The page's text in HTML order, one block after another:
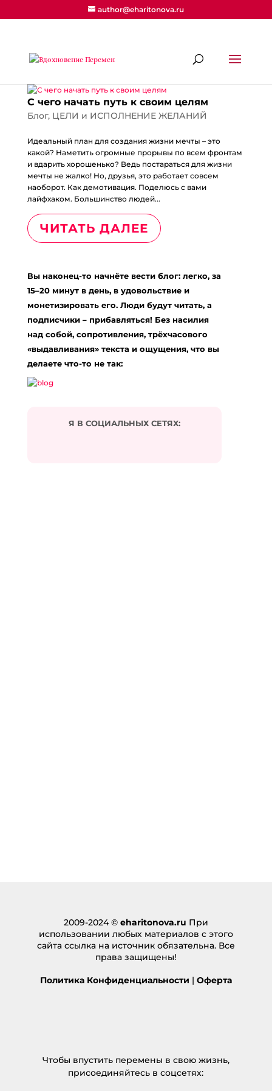
author@eharitonova.ru
С чего начать путь к своим целям
Блог, ЦЕЛИ и ИСПОЛНЕНИЕ ЖЕЛАНИЙ
Идеальный план для создания жизни мечты – это
какой? Наметить огромные прорывы по всем фронтам
и вдарить хорошенько? Ведь постараться для жизни
мечты не жалко! Но, друзья, это работает совсем
наоборот. Как демотивация. Поделюсь с вами
лайфхаком. Большинство людей...
ЧИТАТЬ ДАЛЕЕ
Вы наконец-то начнёте вести блог: легко, за
15–20 минут в день, в удовольствие и
монетизировать его. Люди будут читать, а
подписчики – прибавляться! Без насилия
над собой, сопротивления, трёхчасового
«выдавливания» текста и ощущения, что вы
делаете что-то не так:
Я В СОЦИАЛЬНЫХ СЕТЯХ:
2009-2024 © eharitonova.ru При
использовании любых материалов с этого
сайта ссылка на источник обязательна. Все
права защищены!
Политика Конфиденциальности | Оферта
Чтобы впустить перемены в свою жизнь,
присоединяйтесь в соцсетях: